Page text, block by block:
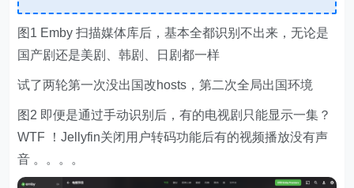
图1 Emby 扫描媒体库后，基本全都识别不出来，无论是
国产剧还是美剧、韩剧、日剧都一样
试了两轮第一次没出国改hosts，第二次全局出国环境
图2 即便是通过手动识别后，有的电视剧只能显示一集？
WTF ！Jellyfin关闭用户转码功能后有的视频播放没有声
音 。。。。